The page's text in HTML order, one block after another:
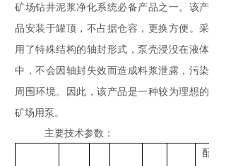
矿场钻井泥浆净化系统必备产品之一。该产
品安装于罐顶，不占据仓容，更换方便。采
用了特殊结构的轴封形式，泵壳浸没在液体
中，不会因轴封失效而造成料浆泄露，污染
周围环境。因此，该产品是一种较为理想的
矿场用泵。
主要技术参数：
配